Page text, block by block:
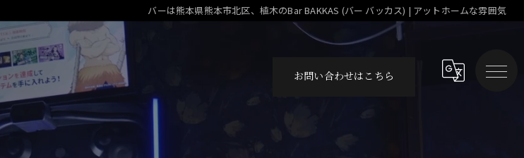
バーは熊本県熊本市北区、植木のBar BAKKAS (バー バッカス) | アットホームな雰囲気
お問い合わせはこちら